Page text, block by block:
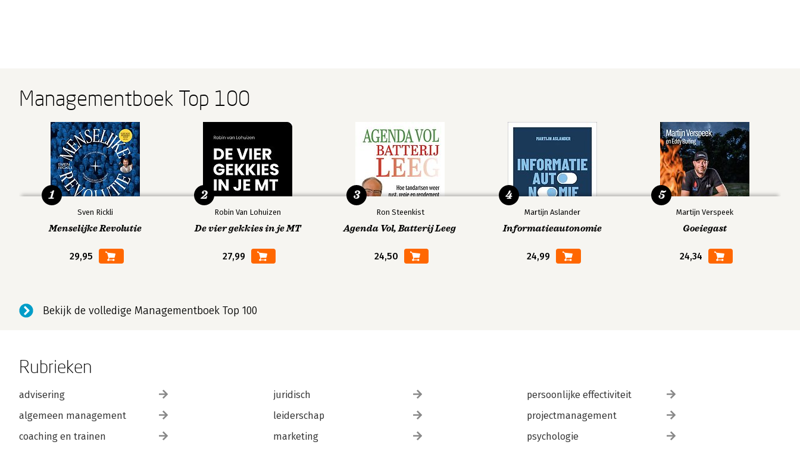
Managementboek Top 100
Sven Rickli
Menselijke Revolutie
29,95
1
Robin Van Lohuizen
De vier gekkies in je MT
27,99
2
Ron Steenkist
Agenda Vol, Batterij Leeg
24,50
3
Martijn Aslander
Informatieautonomie
24,99
4
Martijn Verspeek
Goeiegast
24,34
5
Bekijk de volledige Managementboek Top 100
Rubrieken
advisering
algemeen management
coaching en trainen
juridisch
leiderschap
marketing
persoonlijke effectiviteit
projectmanagement
psychologie